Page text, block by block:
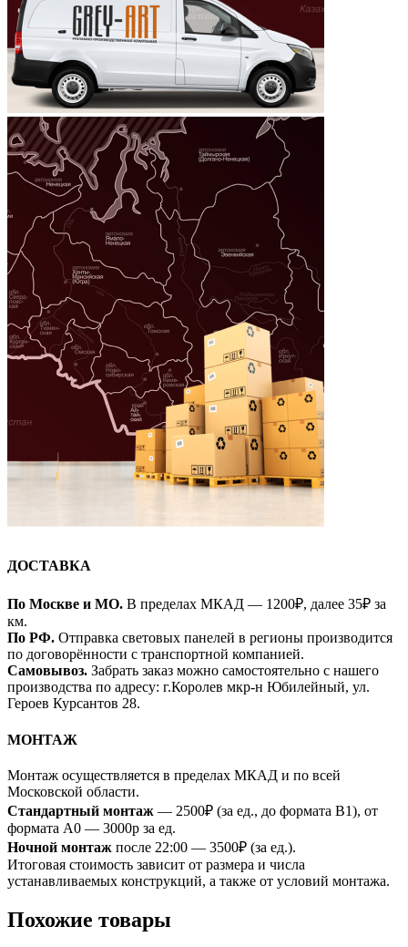
ДОСТАВКА
По Москве и МО. В пределах МКАД — 1200₽, далее 35₽ за
км.
По РФ. Отправка световых панелей в регионы производится
по договорённости с транспортной компанией.
Самовывоз. Забрать заказ можно самостоятельно с нашего
производства по адресу: г.Королев мкр-н Юбилейный, ул.
Героев Курсантов 28.
МОНТАЖ
Монтаж осуществляется в пределах МКАД и по всей
Московской области.
Стандартный монтаж — 2500₽ (за ед., до формата B1), от
формата A0 — 3000р за ед.
Ночной монтаж после 22:00 — 3500₽ (за ед.).
Итоговая стоимость зависит от размера и числа
устанавливаемых конструкций, а также от условий монтажа.
Похожие товары